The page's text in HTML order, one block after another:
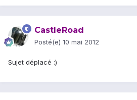
CastleRoad
Posté(e) 10 mai 2012
Sujet déplacé :)